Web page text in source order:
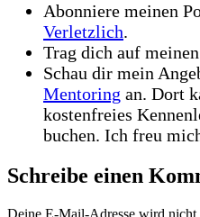
Abonniere meinen
Verletzlich.
Trag dich auf meinen
Schau dir mein
Mentoring an. Dort
kostenfreies
buchen. Ich freu
Schreibe einen
Deine E-Mail-Adresse wird